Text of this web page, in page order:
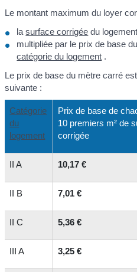
Le montant maximum du loyer
lasurface corrigée du
multipliée par le prix de base
catégorie du logement .
Le prix de base du mètre carré
suivante :
Catégorie
du
logement
Prix de base de
10 premiers m² de
corrigée
II A 10,17 €
II B 7,01 €
II C 5,36 €
III A 3,25 €